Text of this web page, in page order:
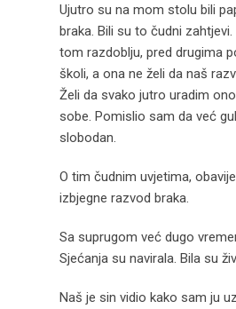
Ujutro su na mom stolu bili
braka. Bili su to čudni
tom razdoblju, pred drugima
školi, a ona ne želi da naš
Želi da svako jutro uradim
sobe. Pomislio sam da već
slobodan.
O tim čudnim uvjetima,
izbjegne razvod braka.
Sa suprugom već dugo
Sjećanja su navirala. Bila su
Naš je sin vidio kako sam ju